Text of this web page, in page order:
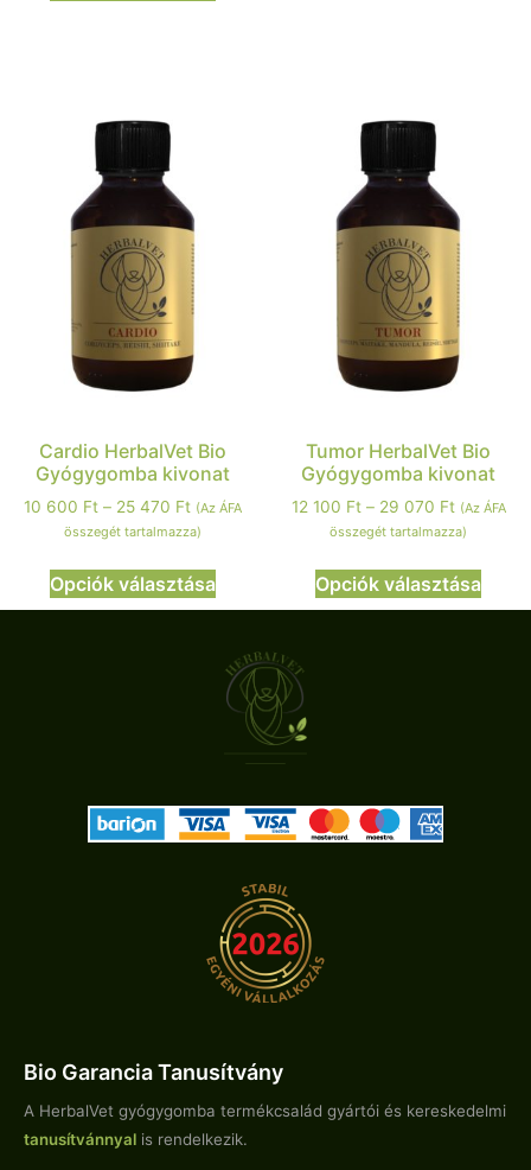
Cardio HerbalVet Bio
Gyógygomba kivonat
10 600 Ft – 25 470 Ft (Az ÁFA
összegét tartalmazza)
Opciók választása
Tumor HerbalVet Bio
Gyógygomba kivonat
12 100 Ft – 29 070 Ft (Az ÁFA
összegét tartalmazza)
Opciók választása
Bio Garancia Tanusítvány
A HerbalVet gyógygomba termékcsalád gyártói és kereskedelmi
tanusítvánnyal is rendelkezik.